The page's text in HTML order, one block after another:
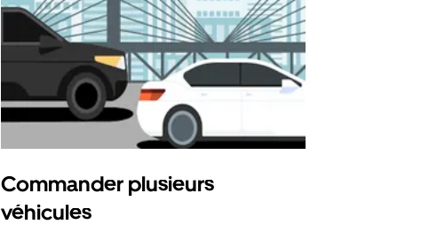
Commander plusieurs
véhicules